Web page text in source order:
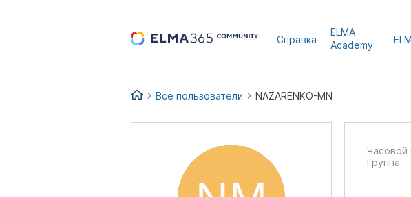
Справка
ELMA
Academy
Все пользователи NAZARENKO-MN
Часовой
Группа